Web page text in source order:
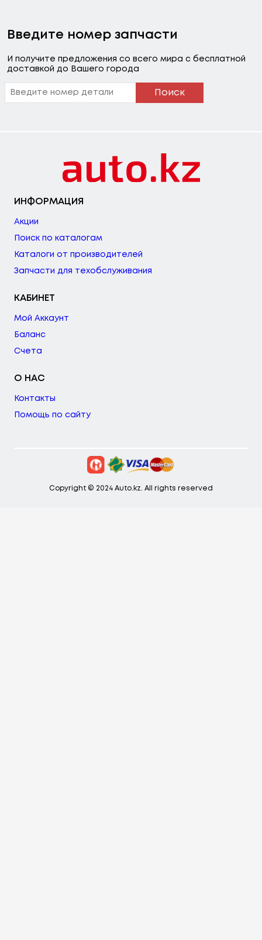
Введите номер запчасти
И получите предложения со всего мира с бесплатной
доставкой до Вашего города
Поиск
ИНФОРМАЦИЯ
Акции
Поиск по каталогам
Каталоги от производителей
Запчасти для техобслуживания
КАБИНЕТ
Мой Аккаунт
Баланс
Счета
О НАС
Контакты
Помощь по сайту
Copyright © 2024 Auto.kz. All rights reserved